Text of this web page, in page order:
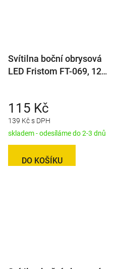
Svítilna boční obrysová
LED Fristom FT-069, 12-
139 Kč s DPH
115 Kč
skladem - odesíláme do 2-3 dnů
DO KOŠÍKU